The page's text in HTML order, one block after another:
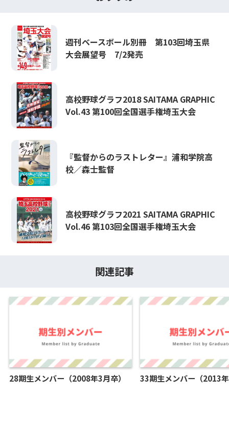
週刊ベースボール別冊 第103回埼玉県
大会展望号 7/2発売
高校野球グラフ2018 SAITAMA GRAPHIC
Vol.43 第100回全国選手権埼玉大会
『監督からのラストレター』浦和学院高
校／森士監督
高校野球グラフ2021 SAITAMA GRAPHIC
Vol.46 第103回全国選手権埼玉大会
関連記事
28期生メンバー（2008年3月卒） 33期生メンバー（2013